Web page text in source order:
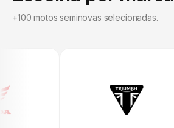
+100 motos seminovas selecionadas.